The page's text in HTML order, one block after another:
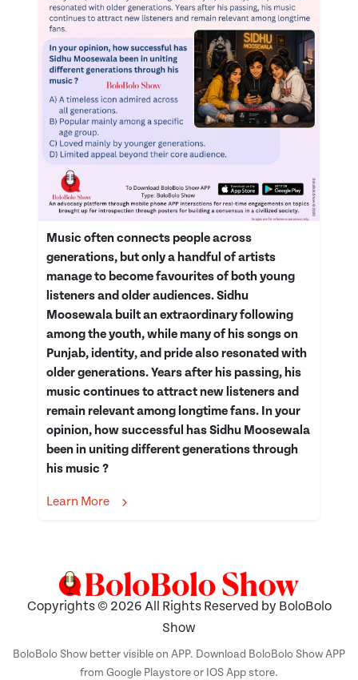
Music often connects people across
generations, but only a handful of artists
manage to become favourites of both young
listeners and older audiences. Sidhu
Moosewala built an extraordinary following
among the youth, while many of his songs on
Punjab, identity, and pride also resonated with
older generations. Years after his passing, his
music continues to attract new listeners and
remain relevant among longtime fans. In your
opinion, how successful has Sidhu Moosewala
been in uniting different generations through
his music ?
Learn More
Copyrights © 2026 All Rights Reserved by BoloBolo
Show
BoloBolo Show better visible on APP. Download BoloBolo Show APP
from Google Playstore or IOS App store.